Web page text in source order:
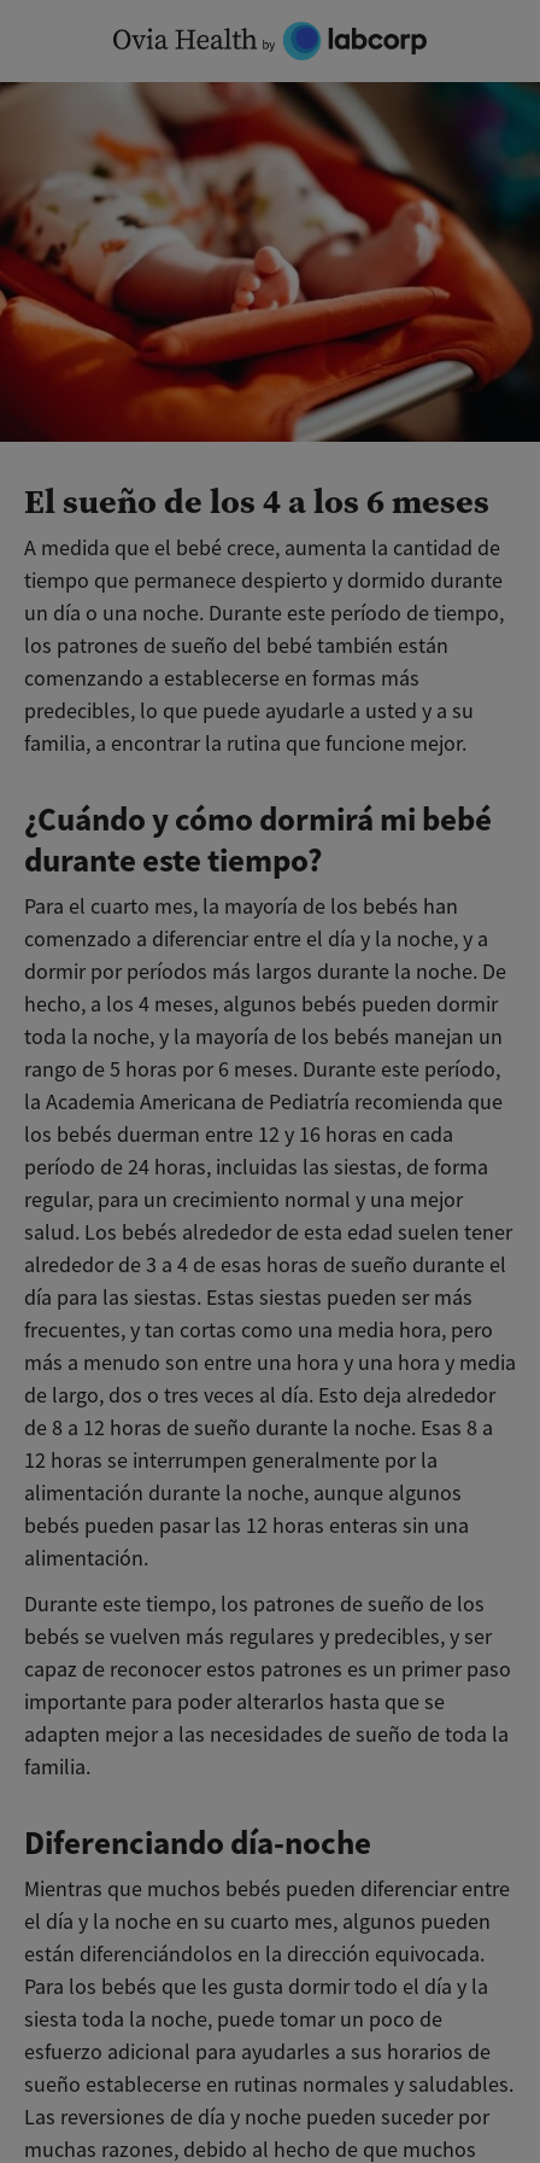
content
El sueño de los 4 a los 6 meses
A medida que el bebé crece, aumenta la cantidad de
tiempo que permanece despierto y dormido durante
un día o una noche. Durante este período de tiempo,
los patrones de sueño del bebé también están
comenzando a establecerse en formas más
predecibles, lo que puede ayudarle a usted y a su
familia, a encontrar la rutina que funcione mejor.
¿Cuándo y cómo dormirá mi bebé
durante este tiempo?
Para el cuarto mes, la mayoría de los bebés han
comenzado a diferenciar entre el día y la noche, y a
dormir por períodos más largos durante la noche. De
hecho, a los 4 meses, algunos bebés pueden dormir
toda la noche, y la mayoría de los bebés manejan un
rango de 5 horas por 6 meses. Durante este período,
la Academia Americana de Pediatría recomienda que
los bebés duerman entre 12 y 16 horas en cada
período de 24 horas, incluidas las siestas, de forma
regular, para un crecimiento normal y una mejor
salud. Los bebés alrededor de esta edad suelen tener
alrededor de 3 a 4 de esas horas de sueño durante el
día para las siestas. Estas siestas pueden ser más
frecuentes, y tan cortas como una media hora, pero
más a menudo son entre una hora y una hora y media
de largo, dos o tres veces al día. Esto deja alrededor
de 8 a 12 horas de sueño durante la noche. Esas 8 a
12 horas se interrumpen generalmente por la
alimentación durante la noche, aunque algunos
bebés pueden pasar las 12 horas enteras sin una
alimentación.
Durante este tiempo, los patrones de sueño de los
bebés se vuelven más regulares y predecibles, y ser
capaz de reconocer estos patrones es un primer paso
importante para poder alterarlos hasta que se
adapten mejor a las necesidades de sueño de toda la
familia.
Diferenciando día-noche
Mientras que muchos bebés pueden diferenciar entre
el día y la noche en su cuarto mes, algunos pueden
están diferenciándolos en la dirección equivocada.
Para los bebés que les gusta dormir todo el día y la
siesta toda la noche, puede tomar un poco de
esfuerzo adicional para ayudarles a sus horarios de
sueño establecerse en rutinas normales y saludables.
Las reversiones de día y noche pueden suceder por
muchas razones, debido al hecho de que muchos